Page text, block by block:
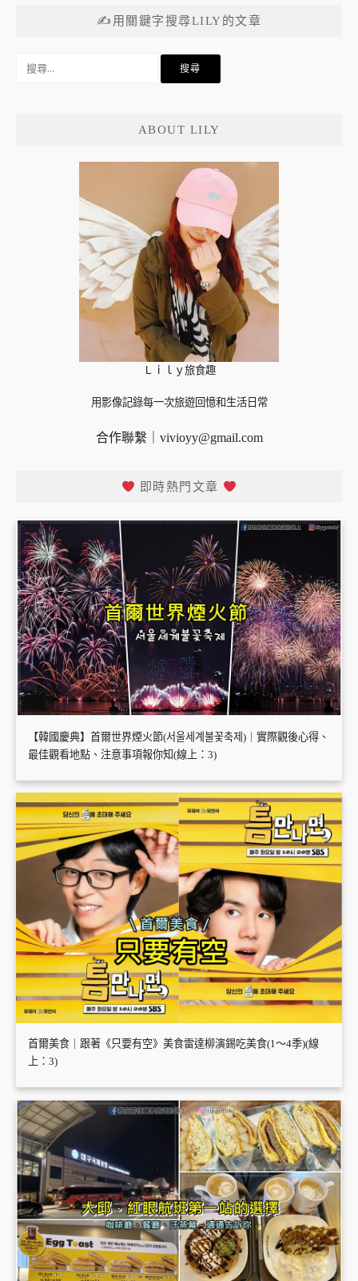
✍用關鍵字搜尋LILY的文章
ABOUT LILY
Ｌｉｌｙ旅食趣
用影像記錄每一次旅遊回憶和生活日常
合作聯繫｜ vivioyy@gmail.com
即時熱門文章
【韓國慶典】首爾世界煙火節(서울세계불꽃축제)｜實際觀後心得、
最佳觀看地點、注意事項報你知(線上：3)
首爾美食｜跟著《只要有空》美食雷達柳演錫吃美食(1～4季)(線
上：3)